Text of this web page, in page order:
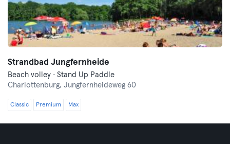
Strandbad Jungfernheide
Beach volley · Stand Up Paddle
Charlottenburg, Jungfernheideweg 60
Classic Premium Max